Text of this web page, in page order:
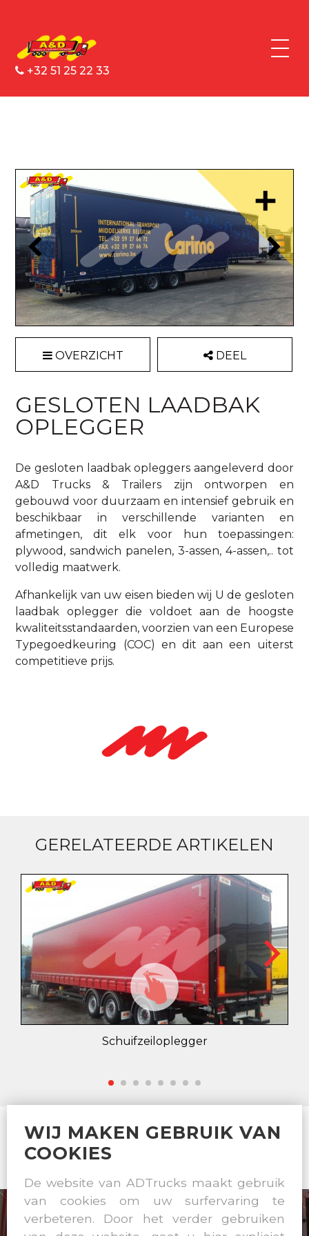
WIJ MAKEN GEBRUIK VAN
COOKIES
De website van ADTrucks maakt gebruik
van cookies om uw surfervaring te
verbeteren. Door het verder gebruiken
+32 51 25 22 33
OVERZICHT DEEL
GESLOTEN LAADBAK
OPLEGGER
De gesloten laadbak opleggers aangeleverd door
A&D Trucks & Trailers zijn ontworpen en
gebouwd voor duurzaam en intensief gebruik en
beschikbaar in verschillende varianten en
afmetingen, dit elk voor hun toepassingen:
plywood, sandwich panelen, 3-assen, 4-assen,.. tot
volledig maatwerk.
Afhankelijk van uw eisen bieden wij U de gesloten
laadbak oplegger die voldoet aan de hoogste
kwaliteitsstandaarden, voorzien van een Europese
Typegoedkeuring (COC) en dit aan een uiterst
competitieve prijs.
GERELATEERDE ARTIKELEN
Schuifzeiloplegger
ALL TRAILER CONSTRUCTIONS OCCURS IN OWN